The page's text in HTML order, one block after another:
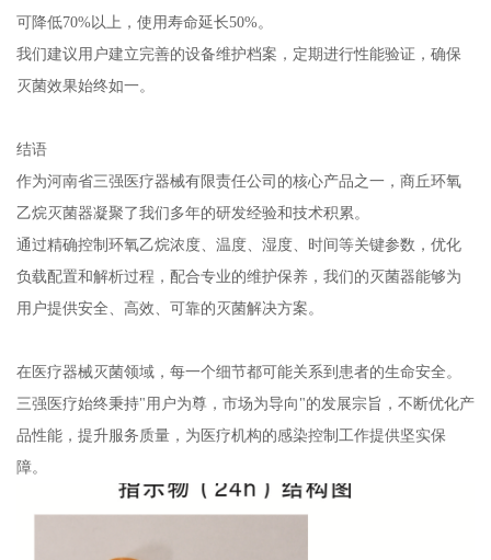
可降低70%以上，使用寿命延长50%。
我们建议用户建立完善的设备维护档案，定期进行性能验证，确保
灭菌效果始终如一。
结语
作为河南省三强医疗器械有限责任公司的核心产品之一，商丘环氧
乙烷灭菌器凝聚了我们多年的研发经验和技术积累。
通过精确控制环氧乙烷浓度、温度、湿度、时间等关键参数，优化
负载配置和解析过程，配合专业的维护保养，我们的灭菌器能够为
用户提供安全、高效、可靠的灭菌解决方案。
在医疗器械灭菌领域，每一个细节都可能关系到患者的生命安全。
三强医疗始终秉持"用户为尊，市场为导向"的发展宗旨，不断优化产
品性能，提升服务质量，为医疗机构的感染控制工作提供坚实保
障。